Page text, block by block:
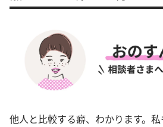
他人と比較する癖、わかります。